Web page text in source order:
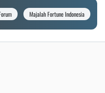
Majalah Fortune Indonesia